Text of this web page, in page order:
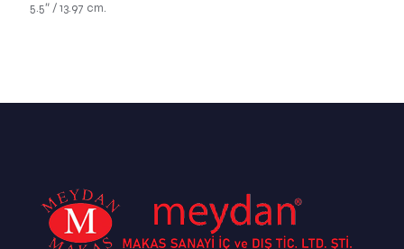
5.5″ / 13.97 cm.